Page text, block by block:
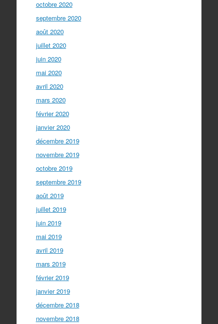
octobre 2020
septembre 2020
août 2020
juillet 2020
juin 2020
mai 2020
avril 2020
mars 2020
février 2020
janvier 2020
décembre 2019
novembre 2019
octobre 2019
septembre 2019
août 2019
juillet 2019
juin 2019
mai 2019
avril 2019
mars 2019
février 2019
janvier 2019
décembre 2018
novembre 2018